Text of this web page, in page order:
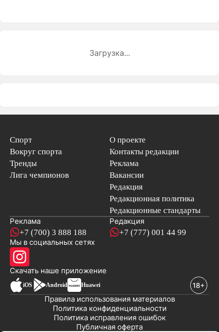
Загрузка...
Спорт
Вокруг спорта
Тренды
Лига чемпионов
О проекте
Контакты редакции
Реклама
Вакансии
Редакция
Редакционная политика
Редакционные стандарты
Реклама
+7 (700) 3 888 188
Редакция
+7 (777) 001 44 99
Мы в социальных сетях
Скачать наше приложениеновостей
iOS Android Huawei
Публичная оферта
Политика исправления ошибок
Политика конфиденциальности
Правила использования материалов